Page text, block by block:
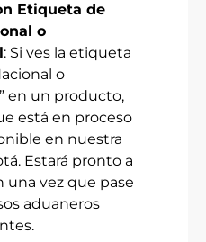
Etiqueta de
o
: Si ves la etiqueta
o
en un producto,
está en proceso
en nuestra
Estará pronto a
una vez que pase
aduaneros